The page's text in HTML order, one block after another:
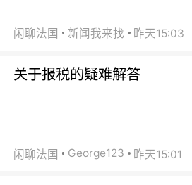
闲聊法国 新闻我来找 昨天15:03
关于报税的疑难解答
闲聊法国 George123 昨天15:01